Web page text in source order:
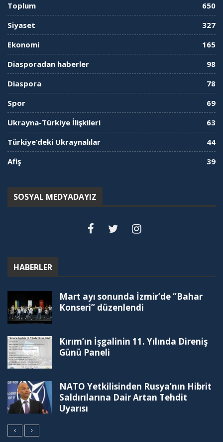
Toplum
650
Siyaset
327
Ekonomi
165
Diasporadan haberler
98
Diaspora
78
Spor
69
Ukrayna-Türkiye İlişkileri
63
Türkiye’deki Ukraynalılar
44
Afiş
39
SOSYAL MEDYADAYIZ
HABERLER
Mart ayı sonunda İzmir’de “Bahar
Konseri” düzenlendi
Kırım’ın İşgalinin 11. Yılında Direniş
Günü Paneli
NATO Yetkilisinden Rusya’nın Hibrit
Saldırılarına Dair Artan Tehdit
Uyarısı